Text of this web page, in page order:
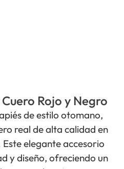
Rojo y Negro
de estilo otomano,
real de alta calidad en
elegante accesorio
y diseño, ofreciendo un